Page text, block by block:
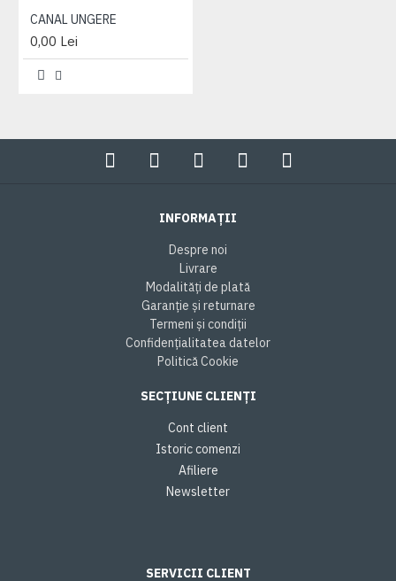
CANAL UNGERE
0,00 Lei
INFORMAȚII
Despre noi
Livrare
Modalități de plată
Garanție și returnare
Termeni și condiții
Confidențialitatea datelor
Politică Cookie
SECȚIUNE CLIENȚI
Cont client
Istoric comenzi
Afiliere
Newsletter
SERVICII CLIENT